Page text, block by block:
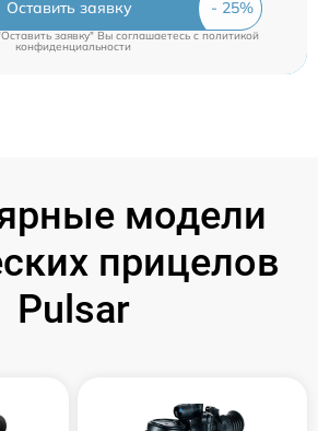
Оставить заявку
заявку" Вы соглашаетесь c политикой
конфиденциальности
модели
прицелов
Pulsar